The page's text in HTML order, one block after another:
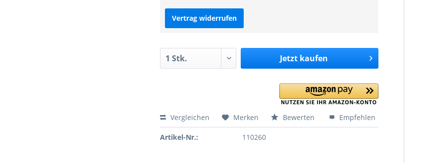
Vertrag widerrufen
Jetzt kaufen
Vergleichen Merken Bewerten Empfehlen
Artikel-Nr.: 110260